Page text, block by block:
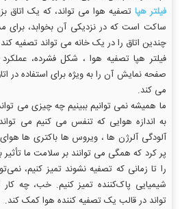
فیلتر هپا تصفیه هوا می تواند، که یک اتاق
ساکت است که در نزدیکی آن بخوابد، برای
چندین اتاق را در یک خانه می تواند تصفیه
فیلتر هپا تصفیه هوا ، شکل فشرده،
صفحه نمایش آن را به ویژه برای استفاده در
می کند.
ما همیشه نمی توانیم ببینیم چه چیزی می
به اندازه هوایی که تنفس می کنیم می
آلودگی آلرژن ها ، ویروس ها باکتری ها
پر کرد که همگی می توانند بر سلامت ما تأثیر
را تا زمانی که تصفیه نشوند تمیز کنیم،
شیمیایی پاک‌کننده تمیز کنیم. خب، چه کار
تواند در قالب یک تصفیه کننده هوا کمک کند.